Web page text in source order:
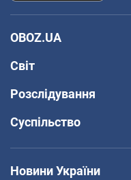
OBOZ.UA
Світ
Розслідування
Суспільство
Новини України